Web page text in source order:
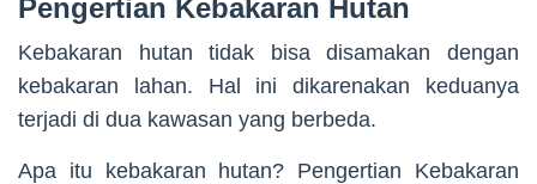
Pengertian Kebakaran Hutan
Kebakaran hutan tidak bisa disamakan dengan
kebakaran lahan. Hal ini dikarenakan keduanya
terjadi di dua kawasan yang berbeda.
Apa itu kebakaran hutan? Pengertian Kebakaran